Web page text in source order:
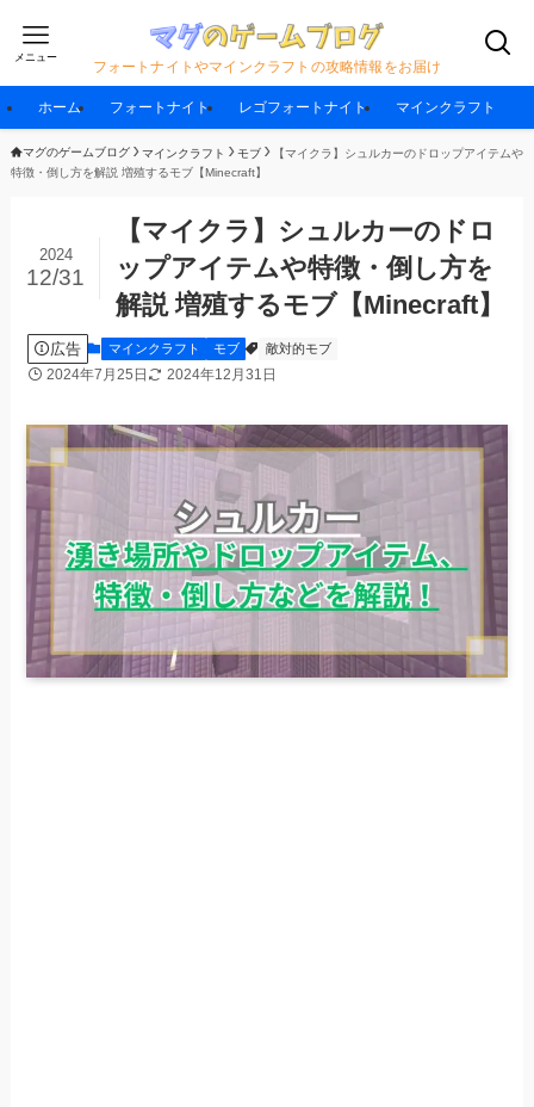
フォートナイトやマインクラフトの攻略情報をお届け
メニュー
ホーム フォートナイト レゴフォートナイト マインクラフト
マグのゲームブログ マインクラフト モブ
【マイクラ】シュルカーのドロップアイテムや
特徴・倒し方を解説 増殖するモブ【Minecraft】
【マイクラ】シュルカーのドロ
ップアイテムや特徴・倒し方を
解説 増殖するモブ【Minecraft】
2024
12/31
広告 マインクラフト モブ 敵対的モブ
2024年7月25日 2024年12月31日